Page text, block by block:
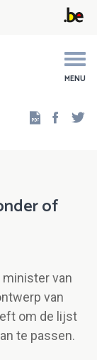
MENU
of
van
van
om de lijst
te passen.